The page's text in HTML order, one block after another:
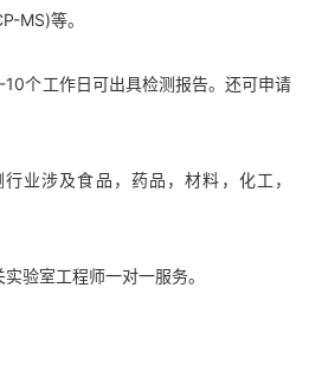
MS)等。
个工作日可出具检测报告。还可申请
涉及食品，药品，材料，化工，
室工程师一对一服务。